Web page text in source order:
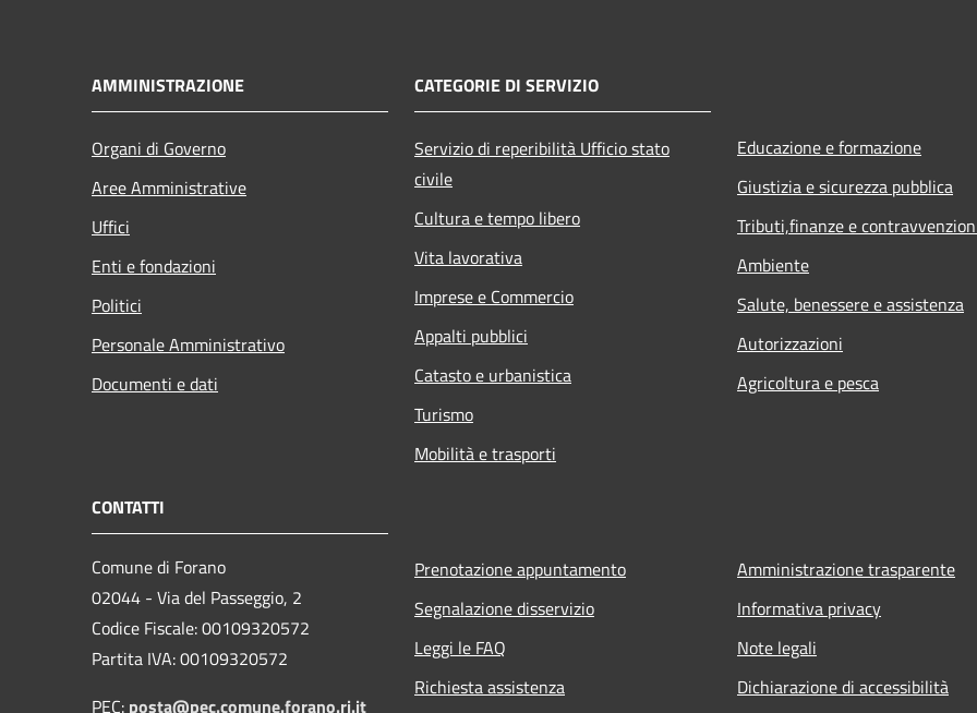
AMMINISTRAZIONE
Organi di Governo
Aree Amministrative
Uffici
Enti e fondazioni
Politici
Personale Amministrativo
Documenti e dati
CATEGORIE DI SERVIZIO
Servizio di reperibilità Ufficio stato
civile
Cultura e tempo libero
Vita lavorativa
Imprese e Commercio
Appalti pubblici
Catasto e urbanistica
Turismo
Mobilità e trasporti
Educazione e formazione
Giustizia e sicurezza pubblica
Tributi,finanze e
Ambiente
Salute, benessere e assistenza
Autorizzazioni
Agricoltura e pesca
CONTATTI
Comune di Forano
02044 - Via del Passeggio, 2
Codice Fiscale: 00109320572
Partita IVA: 00109320572
PEC: posta@pec.comune.forano.ri.it
Prenotazione appuntamento
Segnalazione disservizio
Leggi le FAQ
Richiesta assistenza
Amministrazione trasparente
Informativa privacy
Note legali
Dichiarazione di accessibilità